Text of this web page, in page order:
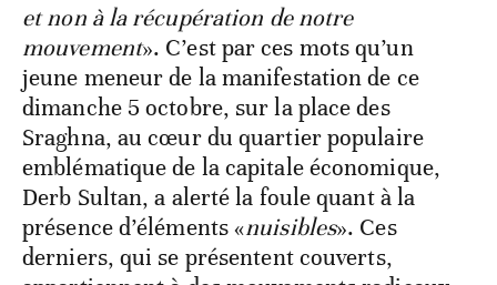
et non à la récupération de notre
mouvement». C’est par ces mots qu’un
jeune meneur de la manifestation de ce
dimanche 5 octobre, sur la place des
Sraghna, au cœur du quartier populaire
emblématique de la capitale économique,
Derb Sultan, a alerté la foule quant à la
présence d’éléments «nuisibles». Ces
derniers, qui se présentent couverts,